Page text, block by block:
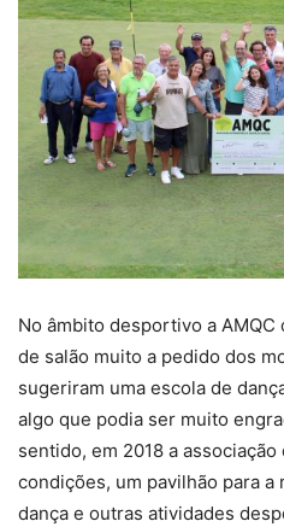
No âmbito desportivo a
de salão muito a pedido dos
sugeriram uma escola de
algo que podia ser muito
sentido, em 2018 a
condições, um pavilhão para a
dança e outras atividades